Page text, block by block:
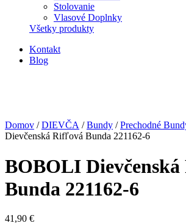
Stolovanie
Vlasové Doplnky
Všetky produkty
Kontakt
Blog
Domov /DIEVČA /Bundy /Prechodné
Dievčenská Rifľová Bunda 221162-6
BOBOLI
Bunda 221162-6
41,90 €